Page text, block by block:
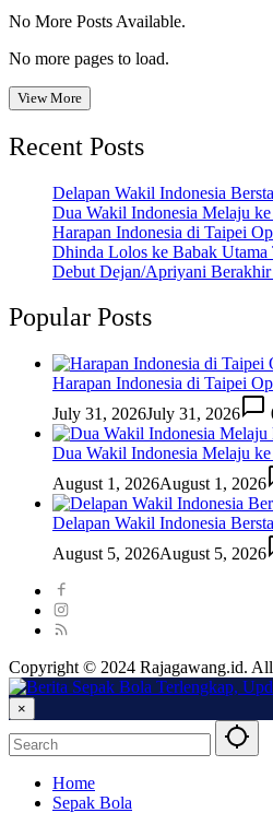
No More Posts Available.
No more pages to load.
View More
Recent Posts
Delapan Wakil Indonesia
Dua Wakil Indonesia Melaju
Harapan Indonesia di Taipei
Dhinda Lolos ke Babak
Debut Dejan/Apriyani
Popular Posts
Harapan Indonesia di Taipei
July 31, 2026July 31, 2026
Dua Wakil Indonesia Melaju
August 1, 2026August 1, 2026
Delapan Wakil Indonesia
August 5, 2026August 5, 2026
Copyright © 2024 Rajagawang.id.
×
Home
Sepak Bola